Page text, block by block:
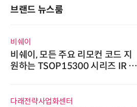
브랜드 뉴스룸
비쉐이
비쉐이, 모든 주요 리모컨 코드 지
원하는 TSOP15300 시리즈 IR 수
다래전략사업화센터